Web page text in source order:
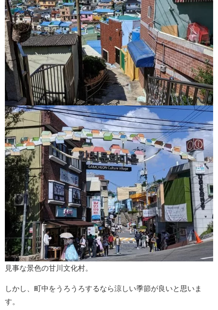
見事な景色の甘川文化村。
しかし、町中をうろうろするなら涼しい季節が良いと思いま
す。